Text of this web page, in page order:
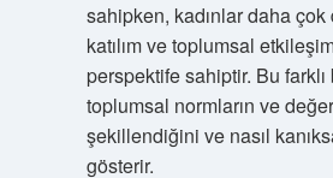
sahipken, kadınlar daha
katılım ve toplumsal
perspektife sahiptir. Bu farklı
toplumsal normların ve
şekillendiğini ve nasıl
gösterir.